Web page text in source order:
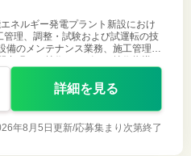
ネルギー発電プラント新設におけ
理、調整・試験および試運転の技
備のメンテナンス業務、施工管理業
詳細を見る
年8月5日更新/応募集まり次第終了